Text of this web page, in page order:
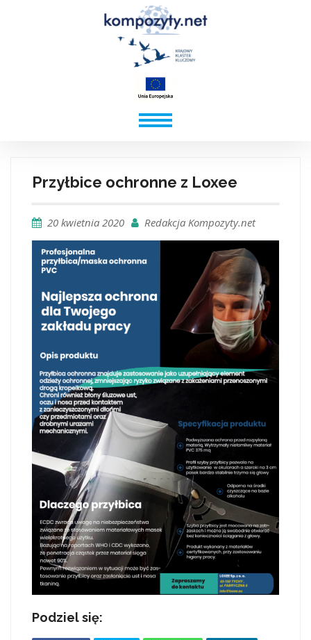
Przyłbice ochronne z Loxee
20 kwietnia 2020 Redakcja Kompozyty.net
Podziel się: